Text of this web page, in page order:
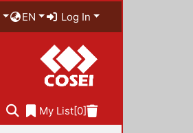
EN Log In
My List[0]